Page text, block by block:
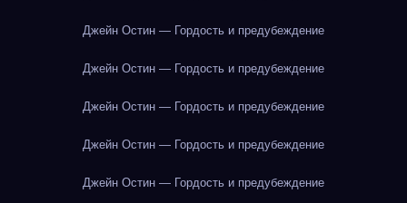
Джейн Остин — Гордость и предубеждение
Джейн Остин — Гордость и предубеждение
Джейн Остин — Гордость и предубеждение
Джейн Остин — Гордость и предубеждение
Джейн Остин — Гордость и предубеждение